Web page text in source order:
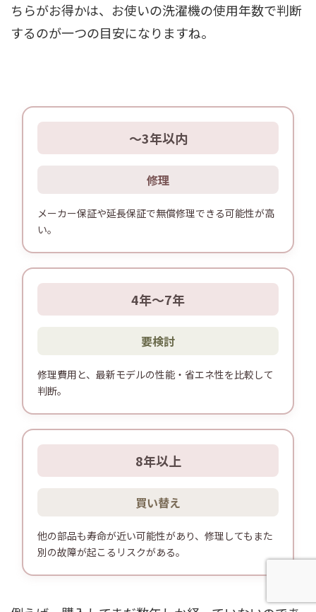
ちらがお得かは、お使いの洗濯機の使用年数で判断
するのが一つの目安になりますね。
〜3年以内
修理
メーカー保証や延長保証で無償修理できる可能性が高
い。
4年〜7年
要検討
修理費用と、最新モデルの性能・省エネ性を比較して
判断。
8年以上
買い替え
他の部品も寿命が近い可能性があり、修理してもまた
別の故障が起こるリスクがある。